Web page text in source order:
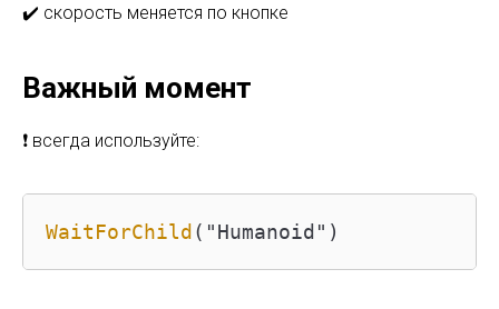
✔️ скорость меняется по кнопке
Важный момент
❗ всегда используйте:
WaitForChild ("Humanoid")